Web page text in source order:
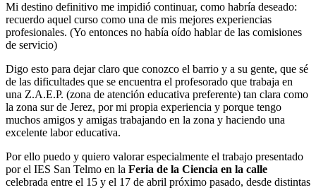
Mi destino definitivo me impidió continuar, como habría deseado:
recuerdo aquel curso como una de mis mejores experiencias
profesionales. (Yo entonces no había oído hablar de las comisiones
de servicio)
Digo esto para dejar claro que conozco el barrio y a su gente, que sé
de las dificultades que se encuentra el profesorado que trabaja en
una Z.A.E.P. (zona de atención educativa preferente) tan clara como
la zona sur de Jerez, por mi propia experiencia y porque tengo
muchos amigos y amigas trabajando en la zona y haciendo una
excelente labor educativa.
Por ello puedo y quiero valorar especialmente el trabajo presentado
por el IES San Telmo en la Feria de la Ciencia en la calle
celebrada entre el 15 y el 17 de abril próximo pasado, desde distintas